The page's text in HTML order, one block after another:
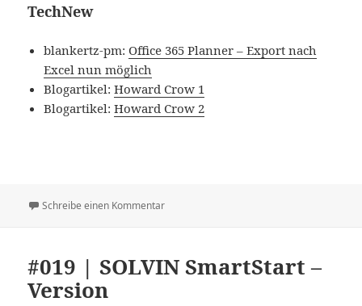
TechNew
blankertz-pm:Office 365 Planner – Export nach
Excel nun möglich
Blogartikel:Howard Crow 1
Blogartikel:Howard Crow 2
Schreibe einen Kommentarzu #020 | Der neue Project Service
#019 | SOLVIN SmartStart –
Version